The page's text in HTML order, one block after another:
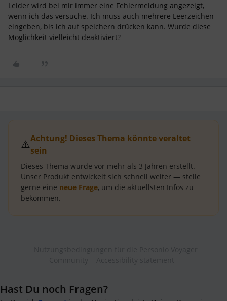
Leider wird bei mir immer eine Fehlermeldung angezeigt,
wenn ich das versuche. Ich muss auch mehrere Leerzeichen
eingeben, bis ich auf speichern drücken kann. Wurde diese
Möglichkeit vielleicht deaktiviert?
⚠️Achtung! Dieses Thema könnte veraltet
sein
Dieses Thema wurde vor mehr als 3 Jahren erstellt.
Unser Produkt entwickelt sich schnell weiter — stelle
gerne eine neue Frage, um die aktuellsten Infos zu
bekommen.
Hast Du noch Fragen?